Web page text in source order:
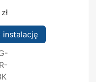
zł
instalację